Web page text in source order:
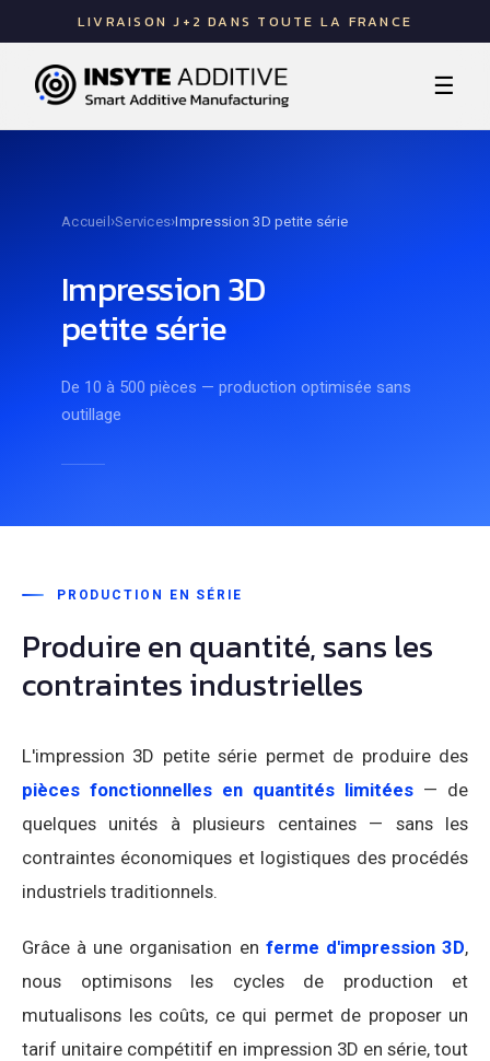
LIVRAISON J+2 DANS TOUTE LA FRANCE
☰
Accueil›Services›Impression 3D petite série
Impression 3D
petite série
De 10 à 500 pièces — production optimisée sans
outillage
PRODUCTION EN SÉRIE
Produire en quantité, sans les
contraintes industrielles
L'impression 3D petite série permet de produire des
pièces fonctionnelles en quantités limitées — de
quelques unités à plusieurs centaines — sans les
contraintes économiques et logistiques des procédés
industriels traditionnels.
Grâce à une organisation en ferme d'impression 3D,
nous optimisons les cycles de production et
mutualisons les coûts, ce qui permet de proposer un
tarif unitaire compétitif en impression 3D en série, tout